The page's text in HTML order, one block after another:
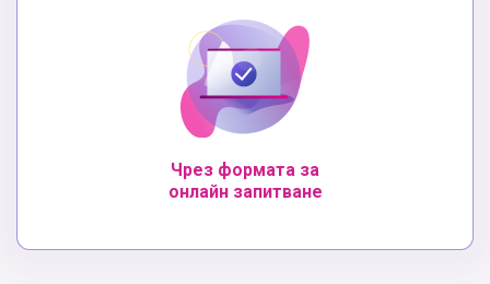
Чрез формата за
онлайн запитване